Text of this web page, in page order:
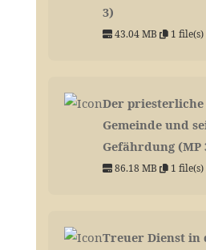
3)
43.04 MB 1 file(s)
Der
Gemeinde und
Gefährdung (MP
86.18 MB 1 file(s)
Treuer Dienst in